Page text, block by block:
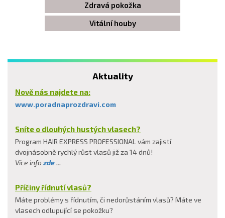
Zdravá pokožka
Vitální houby
Aktuality
Nově nás najdete na:
www.poradnaprozdravi.com
Sníte o dlouhých hustých vlasech?
Program HAIR EXPRESS PROFESSIONAL vám zajistí
dvojnásobně rychlý růst vlasů již za 14 dnů!
Více info zde...
Příčiny řídnutí vlasů?
Máte problémy s řídnutím, či nedorůstáním vlasů? Máte ve
vlasech odlupující se pokožku?